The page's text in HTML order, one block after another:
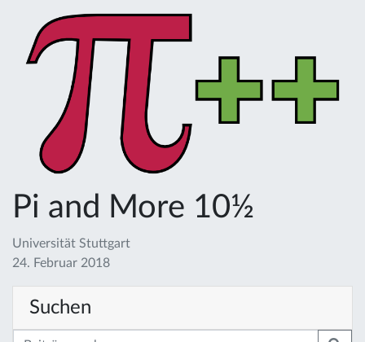
Pi and More 10½
Universität Stuttgart
24. Februar 2018
Suchen